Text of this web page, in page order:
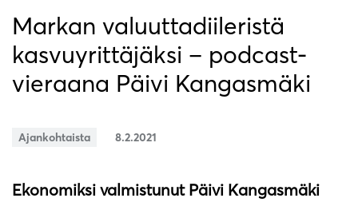
Markan valuuttadiileristä
kasvuyrittäjäksi – podcast-
vieraana Päivi Kangasmäki
Ajankohtaista 8.2.2021
Ekonomiksi valmistunut Päivi Kangasmäki